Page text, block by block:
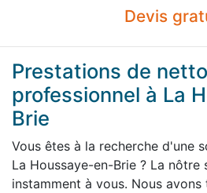
Devis
Prestations de
professionnel à La
Brie
Vous êtes à la recherche d'une
La Houssaye-en-Brie ? La nôtre
instamment à vous. Nous